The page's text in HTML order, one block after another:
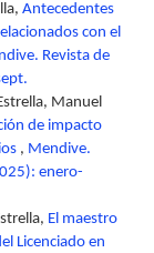
Antecedentes
con el
Revista de
Manuel
de impacto
, Mendive.
enero-
El maestro
Licenciado en